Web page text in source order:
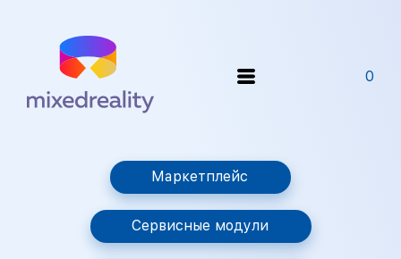
0
Маркетплейс
Сервисные модули